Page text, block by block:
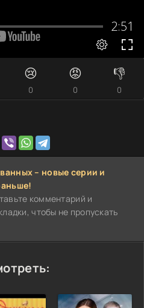
😢
0
😡
0
👎
0
– новые серии и
комментарий и
чтобы не пропускать